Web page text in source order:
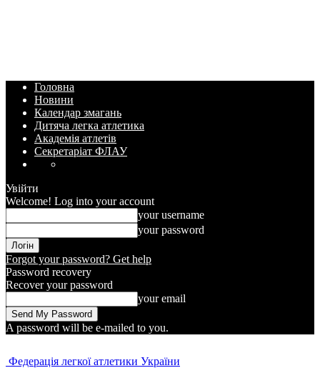
Головна
Новини
Календар змагань
Дитяча легка атлетика
Академія атлетів
Секретаріат ФЛАУ
Увійти
Welcome! Log into your account
your username
your password
Forgot your password? Get help
Password recovery
Recover your password
your email
A password will be e-mailed to you.
Федерація легкої атлетики України